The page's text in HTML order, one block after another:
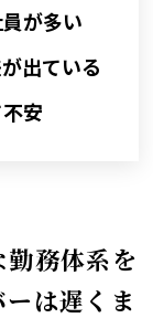
が多い
出ている
安
務体系を
は遅くま